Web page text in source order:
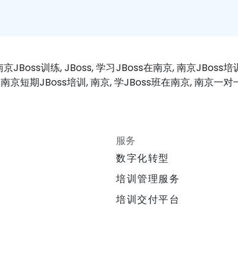
JBoss训练, JBoss, 学习JBoss在南京, 南京JBoss
京短期JBoss培训, 南京, 学JBoss班在南京, 南京一对
服务
数字化转型
培训管理服务
培训交付平台